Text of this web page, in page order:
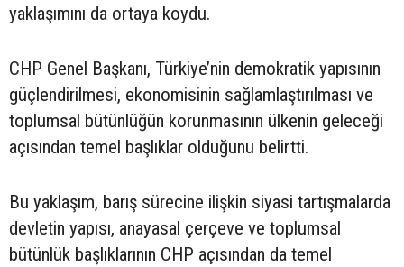
yaklaşımını da ortaya koydu.
CHP Genel Başkanı, Türkiye’nin demokratik yapısının
güçlendirilmesi, ekonomisinin sağlamlaştırılması ve
toplumsal bütünlüğün korunmasının ülkenin geleceği
açısından temel başlıklar olduğunu belirtti.
Bu yaklaşım, barış sürecine ilişkin siyasi tartışmalarda
devletin yapısı, anayasal çerçeve ve toplumsal
bütünlük başlıklarının CHP açısından da temel